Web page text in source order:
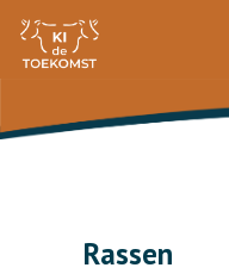
Rassen